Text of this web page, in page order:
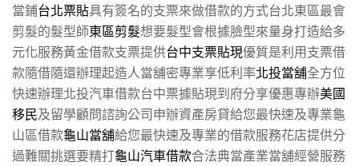
當鋪台北票貼具有簽名的支票來做借款的方式台北東區最會
剪髮的髮型師東區剪髮想要髮型會根據臉型來量身打造給多
元化服務黃金借款支票提供台中支票貼現優質是利用支票借
款隨借隨還辦理起造人當舖密專業享低利率北投當舖全方位
快速辦理北投汽車借款台中票據貼現到府分享優惠專辦美國
移民及留學顧問諮詢公司申辦資產房貸給您最快速及專業龜
山區借款龜山當舖給您最快速及專業的借款服務花店提供分
過難關挑選要精打龜山汽車借款合法典當產業當舖經營服務